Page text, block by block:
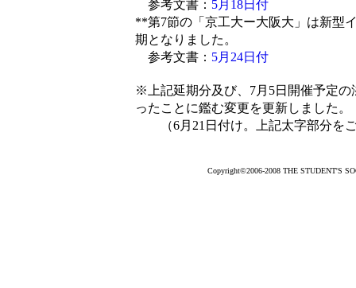
参考文書： 5月18日付
**第7節の「京工大ー大阪大」は新型
期となりました。
参考文書： 5月24日付
※上記延期分及び、7月5日開催予定
ったことに鑑む変更を更新しました。
（6月21日付け。上記太字部分を
Copyright©2006-2008 THE STUDENT'S